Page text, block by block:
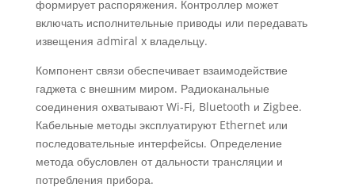
формирует распоряжения. Контроллер может
включать исполнительные приводы или передавать
извещения admiral x владельцу.
Компонент связи обеспечивает взаимодействие
гаджета с внешним миром. Радиоканальные
соединения охватывают Wi-Fi, Bluetooth и Zigbee.
Кабельные методы эксплуатируют Ethernet или
последовательные интерфейсы. Определение
метода обусловлен от дальности трансляции и
потребления прибора.